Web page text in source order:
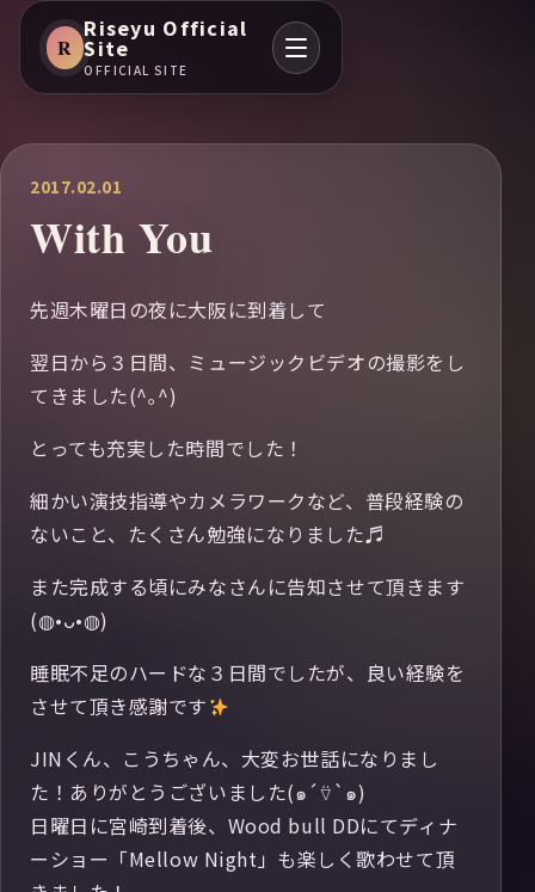
R
Riseyu Official
Site
OFFICIAL SITE
2017.02.01
With You
先週木曜日の夜に大阪に到着して
翌日から３日間、ミュージックビデオの撮影をし
てきました(^｡^)
とっても充実した時間でした！
細かい演技指導やカメラワークなど、普段経験の
ないこと、たくさん勉強になりました♬
また完成する頃にみなさんに告知させて頂きます
(◍•ᴗ•◍)
睡眠不足のハードな３日間でしたが、良い経験を
させて頂き感謝です
JINくん、こうちゃん、大変お世話になりまし
た！ありがとうございました(๑´⍢`๑)
日曜日に宮崎到着後、Wood bull DDにてディナ
ーショー「Mellow Night」も楽しく歌わせて頂